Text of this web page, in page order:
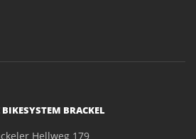
BRACKEL
Hellweg 179